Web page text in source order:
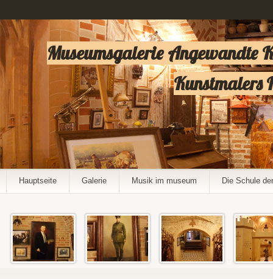
Museumsgalerie Angewandte
Kunstmalers
Hauptseite Galerie Musik im museum Die Schule